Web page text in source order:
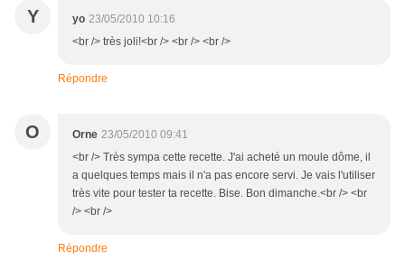
Y yo 23/05/2010 10:16
<br /> très joli!<br /> <br /> <br />
Répondre
O Orne 23/05/2010 09:41
<br /> Très sympa cette recette. J'ai acheté un moule dôme, il
a quelques temps mais il n'a pas encore servi. Je vais l'utiliser
très vite pour tester ta recette. Bise. Bon dimanche.<br /> <br
/> <br />
Répondre